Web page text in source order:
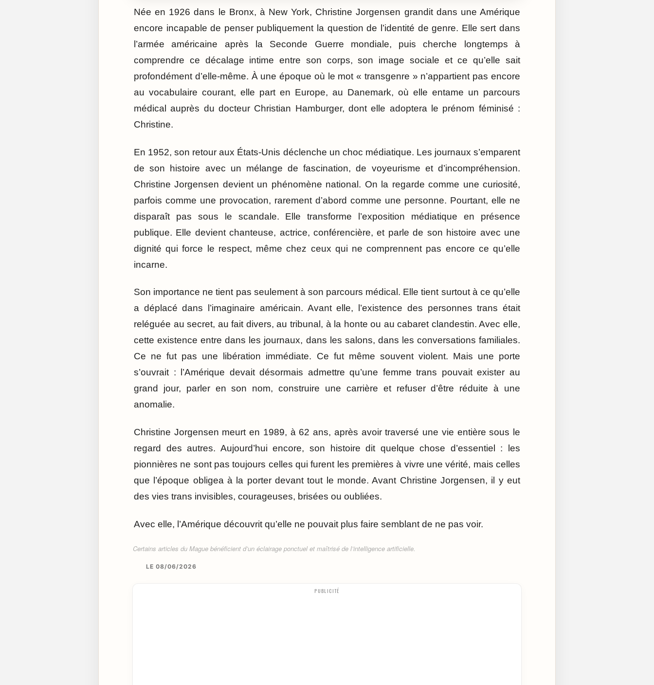
Née en 1926 dans le Bronx, à New York, Christine Jorgensen grandit dans une Amérique
encore incapable de penser publiquement la question de l’identité de genre. Elle sert dans
l’armée américaine après la Seconde Guerre mondiale, puis cherche longtemps à
comprendre ce décalage intime entre son corps, son image sociale et ce qu’elle sait
profondément d’elle-même. À une époque où le mot « transgenre » n’appartient pas encore
au vocabulaire courant, elle part en Europe, au Danemark, où elle entame un parcours
médical auprès du docteur Christian Hamburger, dont elle adoptera le prénom féminisé :
Christine.
En 1952, son retour aux États-Unis déclenche un choc médiatique. Les journaux s’emparent
de son histoire avec un mélange de fascination, de voyeurisme et d’incompréhension.
Christine Jorgensen devient un phénomène national. On la regarde comme une curiosité,
parfois comme une provocation, rarement d’abord comme une personne. Pourtant, elle ne
disparaît pas sous le scandale. Elle transforme l’exposition médiatique en présence
publique. Elle devient chanteuse, actrice, conférencière, et parle de son histoire avec une
dignité qui force le respect, même chez ceux qui ne comprennent pas encore ce qu’elle
incarne.
Son importance ne tient pas seulement à son parcours médical. Elle tient surtout à ce qu’elle
a déplacé dans l’imaginaire américain. Avant elle, l’existence des personnes trans était
reléguée au secret, au fait divers, au tribunal, à la honte ou au cabaret clandestin. Avec elle,
cette existence entre dans les journaux, dans les salons, dans les conversations familiales.
Ce ne fut pas une libération immédiate. Ce fut même souvent violent. Mais une porte
s’ouvrait : l’Amérique devait désormais admettre qu’une femme trans pouvait exister au
grand jour, parler en son nom, construire une carrière et refuser d’être réduite à une
anomalie.
Christine Jorgensen meurt en 1989, à 62 ans, après avoir traversé une vie entière sous le
regard des autres. Aujourd’hui encore, son histoire dit quelque chose d’essentiel : les
pionnières ne sont pas toujours celles qui furent les premières à vivre une vérité, mais celles
que l’époque obligea à la porter devant tout le monde. Avant Christine Jorgensen, il y eut
des vies trans invisibles, courageuses, brisées ou oubliées.
Avec elle, l’Amérique découvrit qu’elle ne pouvait plus faire semblant de ne pas voir.
Certains articles du Mague bénéficient d’un éclairage ponctuel et maîtrisé de l’intelligence artificielle.
LE 08/06/2026
PUBLICITÉ